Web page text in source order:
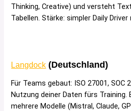
Thinking, Creative) und versteht
Tabellen. Stärke: simpler Daily
Langdock (Deutschland)
Für Teams gebaut: ISO 27001, SOC
Nutzung deiner Daten fürs Training.
mehrere Modelle (Mistral, Claude,